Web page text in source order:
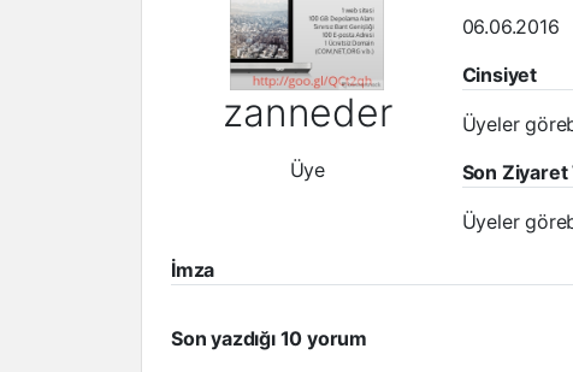
zanneder
Üye
06.06.2016
Cinsiyet
Üyeler
Son Ziyaret
Üyeler
İmza
Son yazdığı 10 yorum